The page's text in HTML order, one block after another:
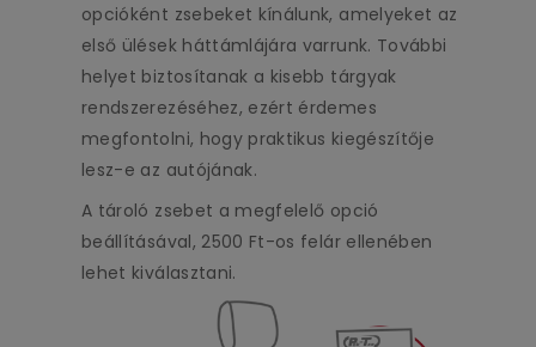
opcióként zsebeket kínálunk, amelyeket az
első ülések háttámlájára varrunk. További
helyet biztosítanak a kisebb tárgyak
rendszerezéséhez, ezért érdemes
megfontolni, hogy praktikus kiegészítője
lesz-e az autójának.
A tároló zsebet a megfelelő opció
beállításával, 2500 Ft-os felár ellenében
lehet kiválasztani.